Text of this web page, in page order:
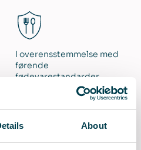
About
I overensstemmelse med
førende
fødevarestandarder